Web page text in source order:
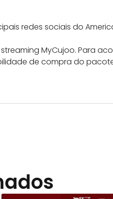
redes sociais do
MyCujoo. Para
de compra do